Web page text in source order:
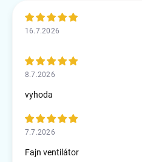
16.7.2026
8.7.2026
vyhoda
7.7.2026
Fajn ventilátor